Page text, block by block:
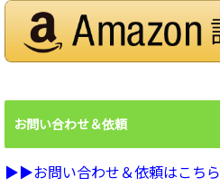
お問い合わせ＆依頼
▶︎▶︎お問い合わせ＆依頼はこちら